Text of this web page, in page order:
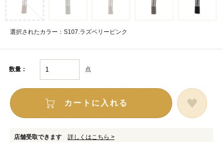
選択されたカラー：S107.ラズベリーピンク
数量： 点
カートに入れる
店舗受取できます 詳しくはこちら >